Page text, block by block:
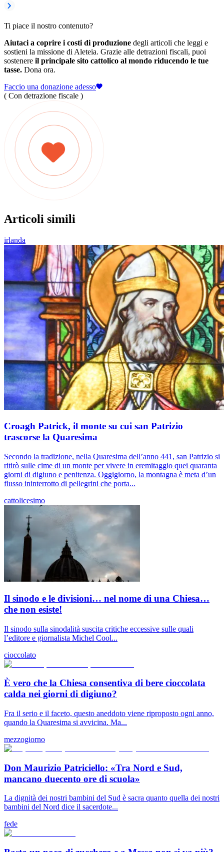
Ti piace il nostro contenuto?
Aiutaci a coprire i costi di produzione degli articoli che leggi e
sostieni la missione di Aleteia. Grazie alle detrazioni fiscali, puoi
sostenere il principale sito cattolico al mondo riducendo le tue
tasse. Dona ora.
Faccio una donazione adesso
( Con detrazione fiscale )
Articoli simili
irlanda
Croagh Patrick, il monte su cui san Patrizio
trascorse la Quaresima
Secondo la tradizione, nella Quaresima dell’anno 441, san Patrizio si
ritirò sulle cime di un monte per vivere in eremitaggio quei quaranta
giorni di digiuno e penitenza. Oggigiorno, la montagna è meta d’un
flusso ininterrotto di pellegrini che porta...
cattolicesimo
Il sinodo e le divisioni… nel nome di una Chiesa…
che non esiste!
Il sinodo sulla sinodalità suscita critiche eccessive sulle quali
l’editore e giornalista Michel Cool...
cioccolato
È vero che la Chiesa consentiva di bere cioccolata
calda nei giorni di digiuno?
Fra il serio e il faceto, questo aneddoto viene riproposto ogni anno,
quando la Quaresima si avvicina. Ma...
mezzogiorno
Don Maurizio Patriciello: «Tra Nord e Sud,
mancano duecento ore di scuola»
La dignità dei nostri bambini del Sud è sacra quanto quella dei nostri
bambini del Nord dice il sacerdote...
fede